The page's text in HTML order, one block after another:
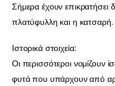
Σήμερα έχουν επικρατήσει
πλατύφυλλη και η κατσαρή.
Ιστορικά στοιχεία:
Οι περισσότεροι νομίζουν
φυτά που υπάρχουν από